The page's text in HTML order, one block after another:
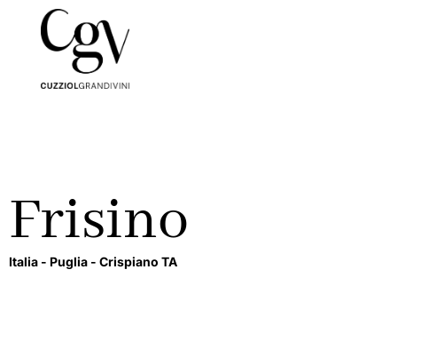
Frisino
Italia - Puglia - Crispiano TA